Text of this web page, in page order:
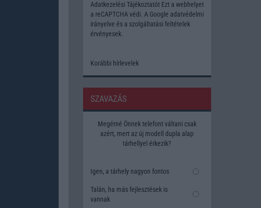
Adatkezelési TájékoztatótEzt a webhelyet
a reCAPTCHA védi. A Google adatvédelmi
irányelve és a szolgáltatási feltételek
érvényesek.
Korábbi hírlevelek
SZAVAZÁS
Megérné Önnek telefont váltani csak
azért, mert az új modell dupla alap
tárhellyel érkezik?
Igen, a tárhely nagyon fontos
Talán, ha más fejlesztések is
vannak